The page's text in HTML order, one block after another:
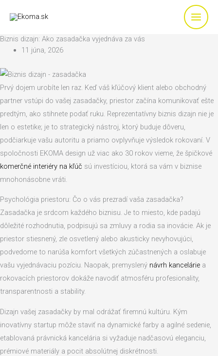
Biznis dizajn: Ako zasadačka vyjednáva za vás
11 júna, 2026
Prvý dojem urobíte len raz. Keď váš kľúčový klient alebo obchodný
partner vstúpi do vašej zasadačky, priestor začína komunikovať ešte
predtým, ako stihnete podať ruku. Reprezentatívny biznis dizajn nie je
len o estetike; je to strategický nástroj, ktorý buduje dôveru,
podčiarkuje vašu autoritu a priamo ovplyvňuje výsledok rokovaní. V
spoločnosti EKOMA design už viac ako 30 rokov vieme, že špičkové
komerčné interiéry na kľúč sú investíciou, ktorá sa vám v biznise
mnohonásobne vráti.
Psychológia priestoru: Čo o vás prezradí vaša zasadačka?
Zasadačka je srdcom každého biznisu. Je to miesto, kde padajú
dôležité rozhodnutia, podpisujú sa zmluvy a rodia sa inovácie. Ak je
priestor stiesnený, zle osvetlený alebo akusticky nevyhovujúci,
podvedome to narúša komfort všetkých zúčastnených a oslabuje
vašu vyjednávaciu pozíciu. Naopak, premyslený návrh kancelárie a
rokovacích priestorov dokáže navodiť atmosféru profesionality,
transparentnosti a stability.
Dizajn vašej zasadačky by mal odrážať firemnú kultúru. Kým
inovatívny startup môže staviť na dynamické farby a agilné sedenie,
etablovaná právnická kancelária si vyžaduje nadčasovú eleganciu,
prémiové materiály a pocit absolútnej diskrétnosti.